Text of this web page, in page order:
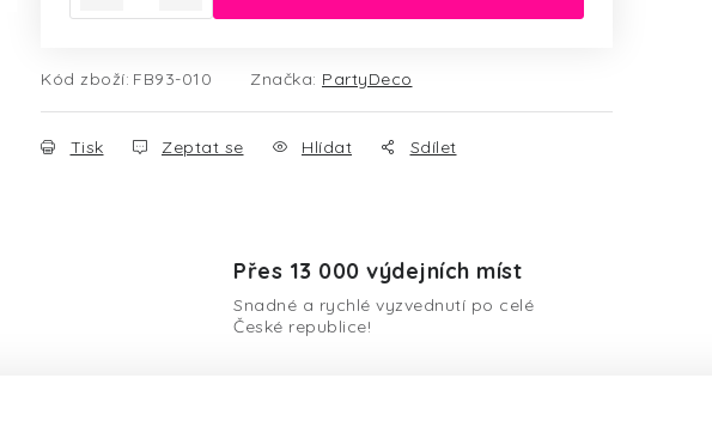
Kód zboží: FB93-010 Značka: PartyDeco
Tisk Zeptat se Hlídat Sdílet
Přes 13 000 výdejních míst
Snadné a rychlé vyzvednutí po celé
České republice!